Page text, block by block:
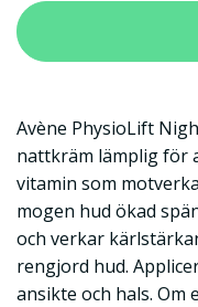
Avène PhysioLift
nattkräm lämplig för
vitamin som
mogen hud ökad
och verkar
rengjord hud.
ansikte och hals. Om